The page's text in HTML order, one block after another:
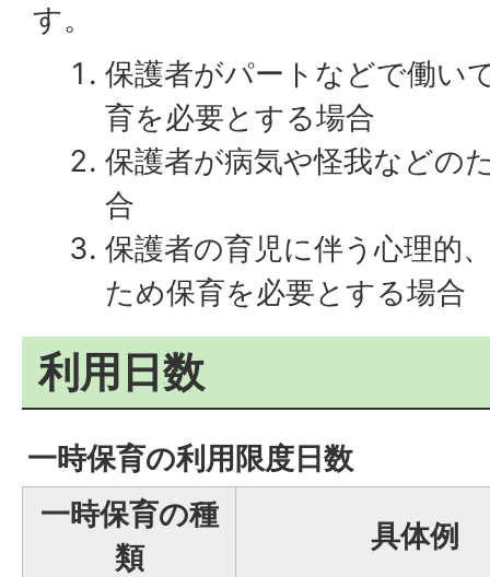
す。
保護者がパートなどで働い
育を必要とする場合
保護者が病気や怪我などの
合
保護者の育児に伴う心理的
ため保育を必要とする場合
利用日数
一時保育の利用限度日数
一時保育の種
類
具体例